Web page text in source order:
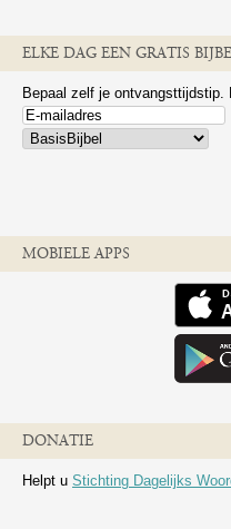
ELKE DAG EEN GRATIS
Bepaal zelf je
MOBIELE APPS
DONATIE
Helpt u Stichting Dagelijks